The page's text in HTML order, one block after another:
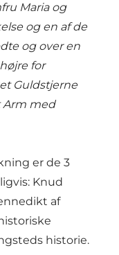
Maria og
og en af de
og over en
for
Guldstjerne
med
er de 3
Knud
af
historie.